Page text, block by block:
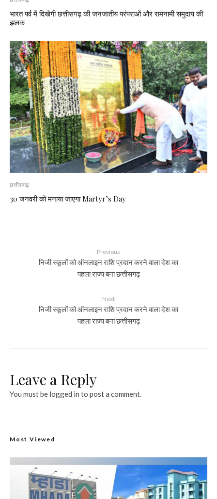
भारत पर्व में दिखेगी छत्तीसगढ़ की जनजातीय परंपराओं और रामनामी समुदाय की
झलक
छत्तीसगढ़
30 जनवरी को मनाया जाएगा Martyr’s Day
Previous
निजी स्कूलों को ऑनलाइन राशि प्रदान करने वाला देश का
पहला राज्य बना छत्तीसगढ़
Next
निजी स्कूलों को ऑनलाइन राशि प्रदान करने वाला देश का
पहला राज्य बना छत्तीसगढ़
Leave a Reply
You must be logged in to post a comment.
Most Viewed